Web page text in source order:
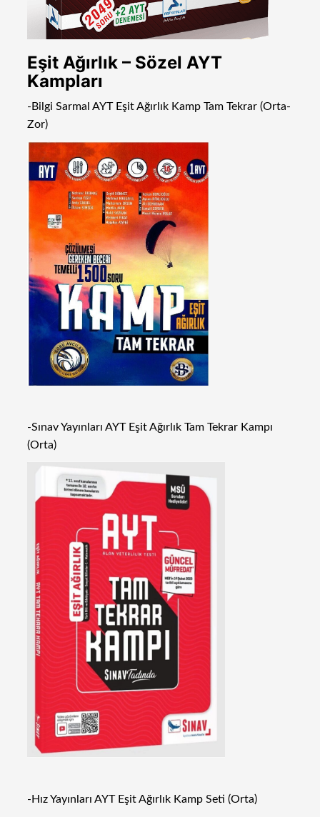
Eşit Ağırlık – Sözel AYT
Kampları
-Bilgi Sarmal AYT Eşit Ağırlık Kamp Tam Tekrar (Orta-
Zor)
-Sınav Yayınları AYT Eşit Ağırlık Tam Tekrar Kampı
(Orta)
-Hız Yayınları AYT Eşit Ağırlık Kamp Seti (Orta)